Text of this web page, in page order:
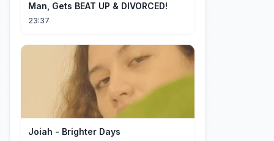
Man, Gets BEAT UP & DIVORCED!
23:37
Joiah - Brighter Days